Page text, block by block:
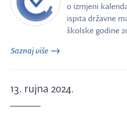
o izmjeni
ispita državne
školske godine
Saznaj više
13. rujna 2024.